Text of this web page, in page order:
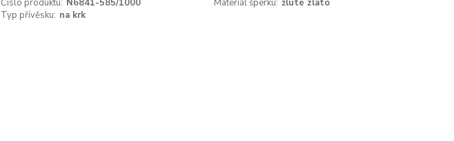
Číslo produktu: N6841-585/1000 Materiál šperku: žluté zlato
Typ přívěsku: na krk